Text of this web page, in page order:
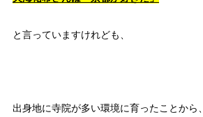
と言っていますけれども、
出身地に寺院が多い環境に育ったことから、